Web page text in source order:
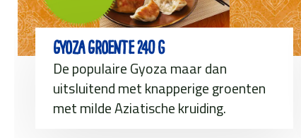
Gyoza Groente 240 g
De populaire Gyoza maar dan
uitsluitend met knapperige groenten
met milde Aziatische kruiding.